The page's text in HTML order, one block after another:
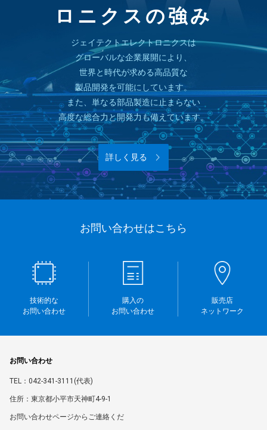
ロニクスの強み
ジェイテクトエレクトロニクスは
グローバルな企業展開により、
世界と時代が求める高品質な
製品開発を可能にしています。
また、単なる部品製造に止まらない
高度な総合力と開発力も備えています。
詳しく見る
お問い合わせはこちら
技術的な
お問い合わせ
購入の
お問い合わせ
販売店
ネットワーク
お問い合わせ
TEL：042-341-3111(代表)
住所：東京都小平市天神町4-9-1
お問い合わせページからご連絡くだ